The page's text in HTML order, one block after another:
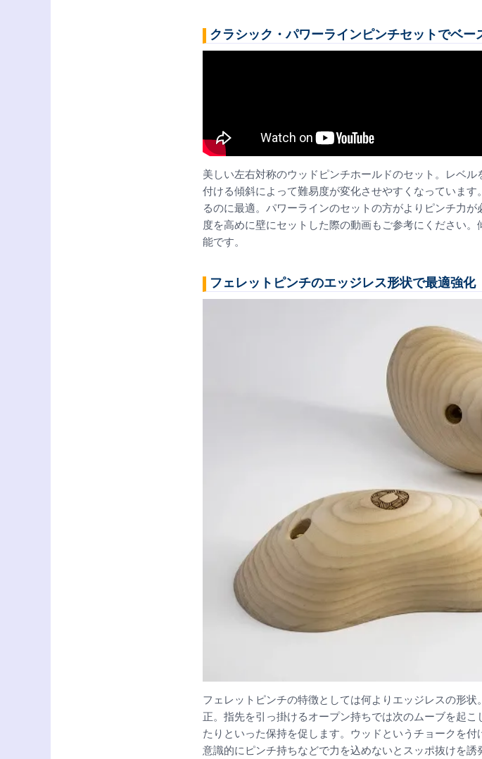
クラシック・パワーラインピンチセットでベー
美しい左右対称のウッドピンチホールドのセット。レベ
付ける傾斜によって難易度が変化させやすくなっていま
るのに最適。パワーラインのセットの方がよりピンチ力
度を高めに壁にセットした際の動画もご参考にください
能です。
フェレットピンチのエッジレス形状で最適強化
フェレットピンチの特徴としては何よりエッジレスの形
正。指先を引っ掛けるオープン持ちでは次のムーブを起
たりといった保持を促します。ウッドというチョークを
意識的にピンチ持ちなどで力を込めないとスッポ抜けを誘